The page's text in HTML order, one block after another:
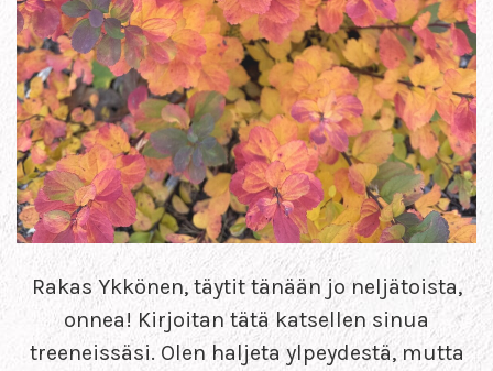
Rakas Ykkönen, täytit tänään jo neljätoista,
onnea! Kirjoitan tätä katsellen sinua
treeneissäsi. Olen haljeta ylpeydestä, mutta